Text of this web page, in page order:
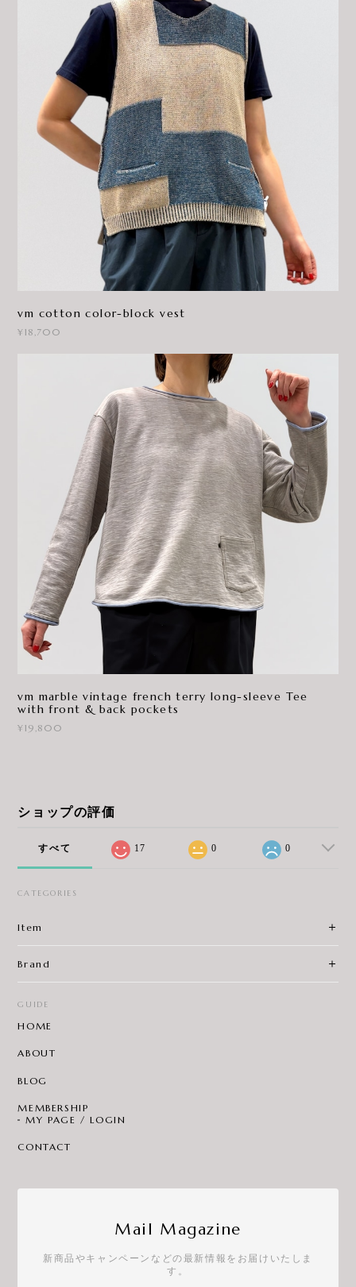
vm cotton color-block vest
¥18,700
vm marble vintage french terry long-sleeve Tee
with front & back pockets
¥19,800
ショップの評価
すべて 17 0 0
CATEGORIES
Item
Brand
GUIDE
HOME
ABOUT
BLOG
MEMBERSHIP
MY PAGE / LOGIN
CONTACT
Mail Magazine
新商品やキャンペーンなどの最新情報をお届けいたしま
す。